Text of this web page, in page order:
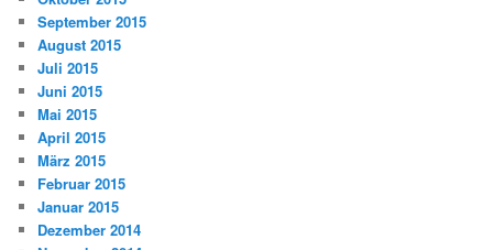
September 2015
August 2015
Juli 2015
Juni 2015
Mai 2015
April 2015
März 2015
Februar 2015
Januar 2015
Dezember 2014